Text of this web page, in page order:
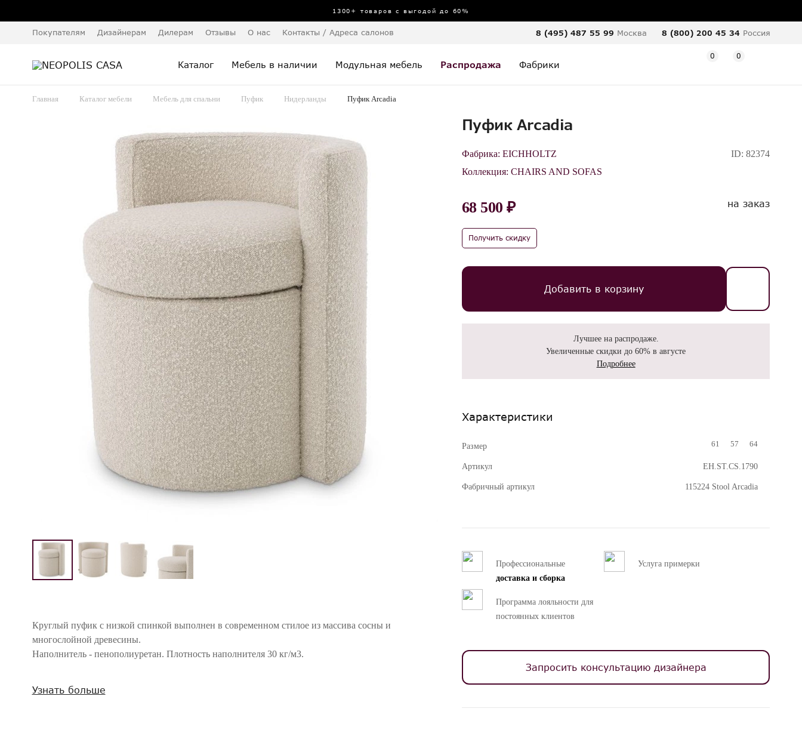
1300+ товаров с выгодой до 60%
Покупателям Дизайнерам Дилерам Отзывы О нас Контакты / Адреса салонов 8 (495) 487 55 99 Москва 8 (800) 200 45 34 Россия
Каталог Мебель в наличии Модульная мебель Распродажа Фабрики
0 0
Главная Каталог мебели Мебель для спальни Пуфик Нидерланды Пуфик Arcadia
Круглый пуфик с низкой спинкой выполнен в современном стилое из массива сосны и
многослойной древесины.
Наполнитель - пенополиуретан. Плотность наполнителя 30 кг/м3.
Узнать больше
Пуфик Arcadia
Фабрика: EICHHOLTZ
Коллекция: CHAIRS AND SOFAS
ID:82374
68 500 ₽
Получить скидку
на заказ
Добавить в корзину
Лучшее на распродаже.
Увеличенные скидки до 60% в августе
Подробнее
Характеристики
Размер 61 57 64
Артикул EH.ST.CS.1790
Фабричный артикул 115224 Stool Arcadia
Профессиональные
доставка и сборка
Услуга примерки
Программа лояльности для
постоянных клиентов
Запросить консультацию дизайнера